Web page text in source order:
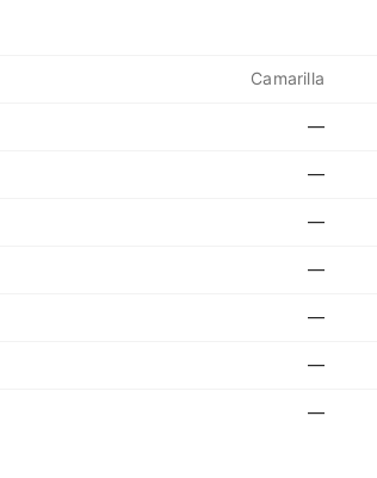
Camarilla
—
—
—
—
—
—
—